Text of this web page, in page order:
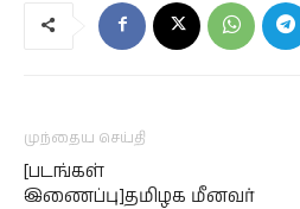
முந்தைய செய்தி
[படங்கள்
இணைப்பு]தமிழக மீனவர்